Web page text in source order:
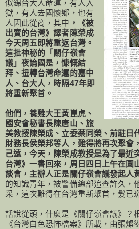
似錦台大人命運，有人入
獄，有人去國懷鄉，也有
人因此從商，其中 ，《被
出賣的台灣》譯者陳榮成
今天周五即將重返台灣。
這批神秘的「關仔嶺會
議」夜論國是，慷慨結
拜、扭轉台灣命運的嘉中
人、台大人，時隔47年即
將重新聚首。
他們，養雞大王黃崑虎、
國安會秘書長陳唐山、旅
美教授陳榮成、立委蔡同榮、前駐日
財務長侯榮邦等人，難得將再次聚會
己遠，今天，陳榮成教授是為了最近
台灣》一書回來，周日四日上午在圓
談會，主辦人正是關仔嶺會議發起人
的知識青年，被警備總部追查許久，
采，這次難得在台灣重新聚首，髮已
話說從頭，什麼是《關仔嶺會議》？
《台灣白色恐怖檔案》所載，由張燦